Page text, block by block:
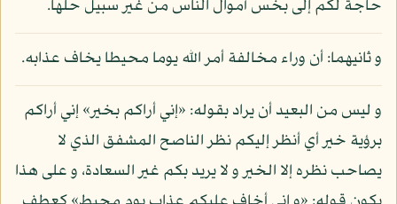
حاجة لكم إلى بخس أموال الناس من غير سبيل حلها.
و ثانيهما: أن وراء مخالفة أمر الله يوما محيطا يخاف عذابه.
و ليس من البعيد أن يراد بقوله: «إني أراكم بخير» إني أراكم
برؤية خير أي أنظر إليكم نظر الناصح المشفق الذي لا
يصاحب نظره إلا الخير و لا يريد بكم غير السعادة، و على هذا